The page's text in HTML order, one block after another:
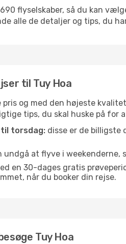
flyselskaber, så du kan
alle de detaljer og tips, du
til Tuy Hoa
og med den højeste
tips, du skal huske på for
torsdag: disse er de
undgå at flyve i
en 30-dages gratis
når du booker din rejse.
Tuy Hoa